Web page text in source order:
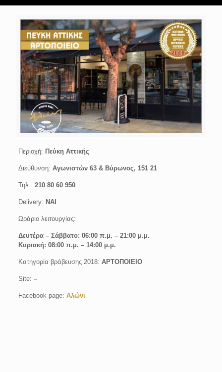
Περιοχή: Πεύκη Αττικής
Διεύθυνση: Αγωνιστών 63 & Βύρωνος, 151 21
Τηλ.: 210 80 60 950
Delivery: ΝΑΙ
Ωράριο λειτουργίας:
Δευτέρα –Σάββατο: 06:00 π.μ. – 21:00 μ.μ.
Κυριακή: 08:00 π.μ. – 14:00 μ.μ.
Κατηγορία βράβευσης 2018: ΑΡΤΟΠΟΙΕΙΟ
Site: –
Facebook page: Αλώνι